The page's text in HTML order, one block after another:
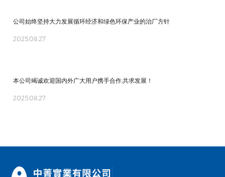
公司始终坚持大力发展循环经济和绿色环保产业的治厂方针
2025.08.27
本公司竭诚欢迎国内外广大用户携手合作,共求发展！
2025.08.27